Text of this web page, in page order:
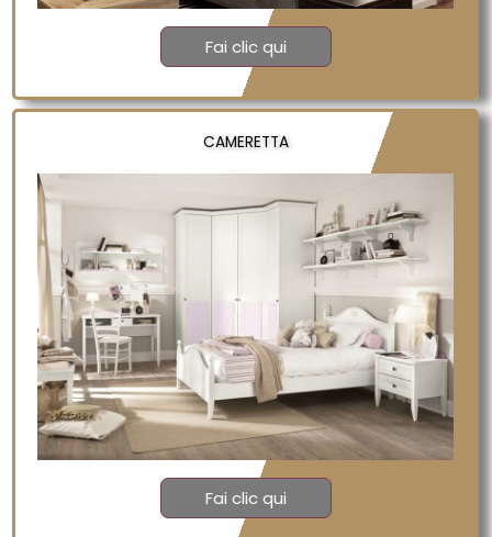
Fai clic qui
CAMERETTA
Fai clic qui